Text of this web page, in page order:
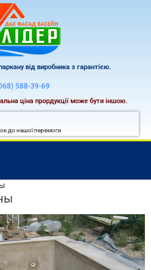
від виробника з гарантією.
588-39-69
ціна прордукції може бути іншою.
до нашої перемоги